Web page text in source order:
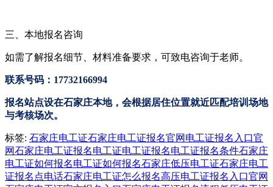
三、本地报名咨询
如需了解报名细节、材料准备要求，可致电咨询于老师。
联系号码：17732166994
报名站点设在石家庄本地，会根据居住位置就近匹配培训场地
与考核场次。
标签: 石家庄电工证石家庄电工证报名官网 电工证报名入口官
网石家庄电工证报名电工证电工证报名电工证报名条件石家庄
电工证如何报名电工证如何报名石家庄低压电工证石家庄电工
证报名点电话石家庄电工证怎么报名高压电工证报名入口官网